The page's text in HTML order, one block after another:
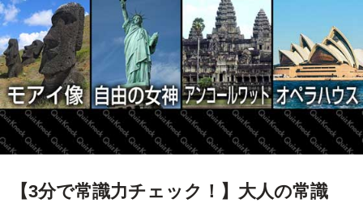
【3分で常識力チェック！】大人の常識